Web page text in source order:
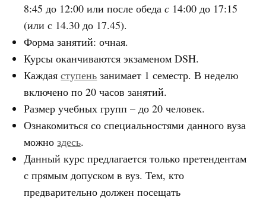
8:45 до 12:00 или после обедас 14:00 до 17:15
(или с 14.30 до 17.45).
Форма занятий: очная.
Курсы оканчиваются экзаменом DSH.
Каждаяступень занимает 1 семестр. В неделю
включено по 20 часов занятий.
Размер учебных групп – до 20 человек.
Ознакомиться со специальностями данного вуза
можноздесь.
Данный курс предлагается только претендентам
с прямым допуском в вуз. Тем, кто
предварительно должен посещать